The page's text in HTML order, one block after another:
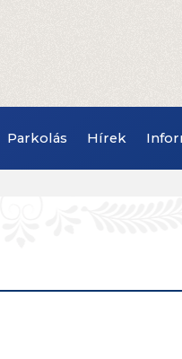
Parkolás Hírek